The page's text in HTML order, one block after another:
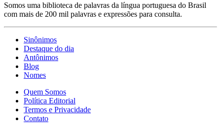
Somos uma biblioteca de palavras da língua portuguesa do Brasil
com mais de 200 mil palavras e expressões para consulta.
Sinônimos
Destaque do dia
Antônimos
Blog
Nomes
Quem Somos
Política Editorial
Termos e Privacidade
Contato